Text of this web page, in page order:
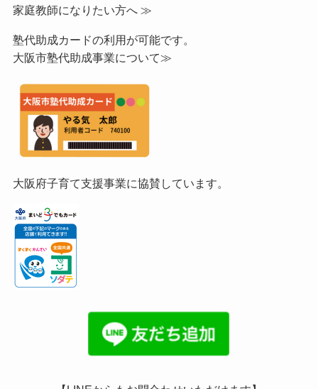
家庭教師になりたい方へ ≫
塾代助成カードの利用が可能です。
大阪市塾代助成事業について≫
大阪府子育て支援事業に協賛しています。